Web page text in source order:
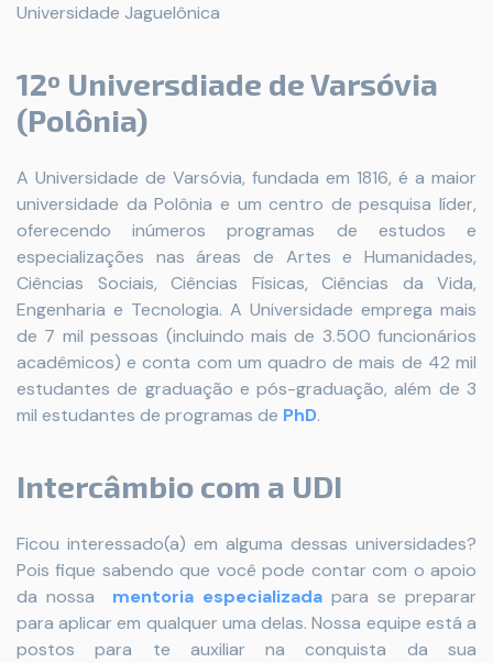
Universidade Jaguelônica
12º Universdiade de Varsóvia
(Polônia)
A Universidade de Varsóvia, fundada em 1816, é a maior
universidade da Polônia e um centro de pesquisa líder,
oferecendo inúmeros programas de estudos e
especializações nas áreas de Artes e Humanidades,
Ciências Sociais, Ciências Físicas, Ciências da Vida,
Engenharia e Tecnologia. A Universidade emprega mais
de 7 mil pessoas (incluindo mais de 3.500 funcionários
acadêmicos) e conta com um quadro de mais de 42 mil
estudantes de graduação e pós-graduação, além de 3
mil estudantes de programas de PhD.
Intercâmbio com a UDI
Ficou interessado(a) em alguma dessas universidades?
Pois fique sabendo que você pode contar com o apoio
da nossa mentoria especializada para se preparar
para aplicar em qualquer uma delas. Nossa equipe está a
postos para te auxiliar na conquista da sua